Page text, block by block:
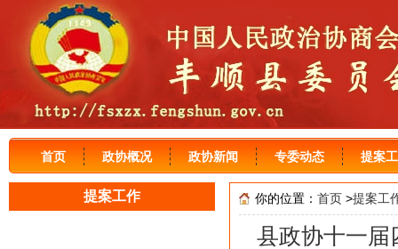
首页 政协概况 政协新闻 专委动态 提案
提案工作 你的位置： 首页 >提案工
县政协十一届